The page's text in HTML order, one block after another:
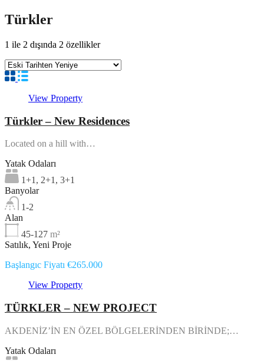
Türkler
1 ile 2 dışında 2 özellikler
View Property
Türkler – New Residences
Located on a hill with…
Yatak Odaları
1+1, 2+1, 3+1
Banyolar
1-2
Alan
45-127 m²
Satılık, Yeni Proje
Başlangıc Fiyatı €265.000
View Property
TÜRKLER – NEW PROJECT
AKDENİZ’İN EN ÖZEL BÖLGELERİNDEN BİRİNDE;…
Yatak Odaları